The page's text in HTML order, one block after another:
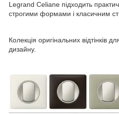
Legrand Celiane підходить
строгими формами і класичним
Колекція оригінальних відтінків
дизайну.